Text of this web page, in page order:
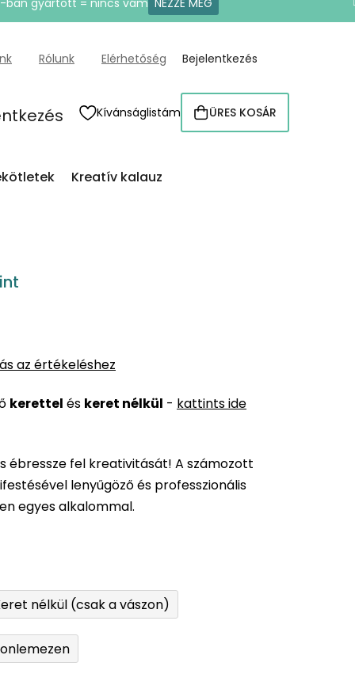
ban gyártott = nincs vám NÉZZE MEG
Rólunk Elérhetőség Bejelentkezés
Kívánságlistám KOSÁR
ÜRES KOSÁR
Kreatív kalauz
az értékeléshez
kerettel és keret nélkül - kattints ide
ébressze fel kreativitását! A számozott
lenyűgöző és professzionális
egyes alkalommal.
nélkül (csak a vászon)